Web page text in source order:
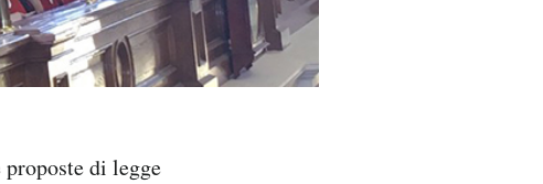
di legge